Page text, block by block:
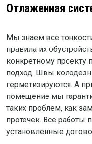
Отлаженная
Мы знаем все
правила их
конкретному
подход. Швы
герметизируются. А
помещение мы
таких проблем, как
протечек. Все работы
установленные